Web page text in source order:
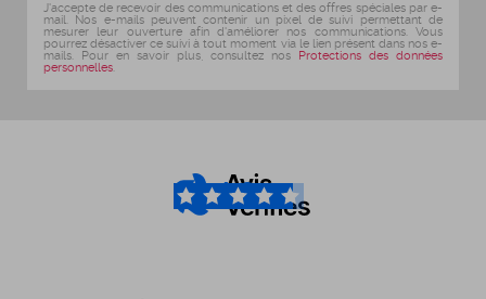
J'accepte de recevoir des communications et des offres spéciales par e-
mail. Nos e-mails peuvent contenir un pixel de suivi permettant de
mesurer leur ouverture afin d'améliorer nos communications. Vous
pourrez désactiver ce suivi à tout moment via le lien présent dans nos e-
mails. Pour en savoir plus, consultez nos Protections des données
personnelles
4.6/5